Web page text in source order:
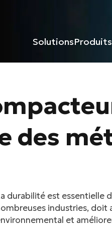
SolutionsProduits
des
durabilité est essentielle
industries,
et